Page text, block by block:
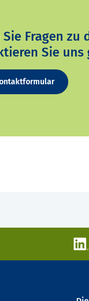
Sie Fragen
Sie uns